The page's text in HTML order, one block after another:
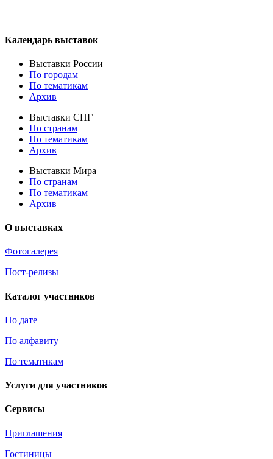
Календарь выставок
Выставки России
По городам
По тематикам
Архив
Выставки СНГ
По странам
По тематикам
Архив
Выставки Мира
По странам
По тематикам
Архив
О выставках
Фотогалерея
Пост-релизы
Каталог участников
По дате
По алфавиту
По тематикам
Услуги для участников
Сервисы
Приглашения
Гостиницы